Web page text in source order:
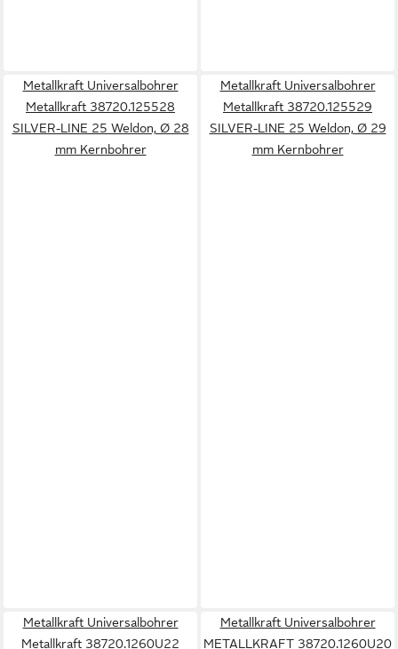
Metallkraft Universalbohrer
Metallkraft 38720.125528
SILVER-LINE 25 Weldon, Ø 28
mm Kernbohrer
Metallkraft Universalbohrer
Metallkraft 38720.125529
SILVER-LINE 25 Weldon, Ø 29
mm Kernbohrer
Metallkraft Universalbohrer
Metallkraft 38720.1260U22
Metallkraft Universalbohrer
METALLKRAFT 38720.1260U20